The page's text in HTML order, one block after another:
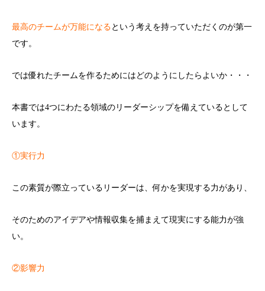
最高のチームが万能になる という考えを持っていただくのが第一
です。
では優れたチームを作るためにはどのようにしたらよいか・・・
本書では4つにわたる領域のリーダーシップを備えているとして
います。
①実行力
この素質が際立っているリーダーは、何かを実現する力があり、
そのためのアイデアや情報収集を捕まえて現実にする能力が強
い。
②影響力